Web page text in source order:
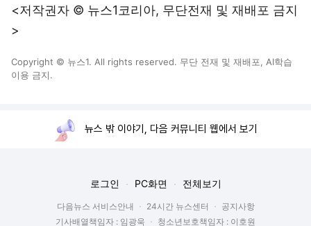
<저작권자 © 뉴스1코리아, 무단전재 및 재배포 금지
>
Copyright © 뉴스1. All rights reserved. 무단 전재 및 재배포, AI학습
이용 금지.
뉴스 밖 이야기, 다음 커뮤니티 웹에서 보기
로그인 PC화면 전체보기
다음뉴스 서비스안내 24시간 뉴스센터
공지사항
기사배열책임자 : 임광욱
청소년보호책임자 : 이호원